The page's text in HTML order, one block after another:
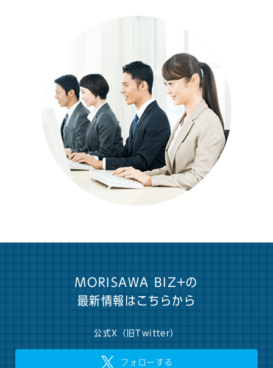
MORISAWA BIZ+の
最新情報はこちらから
公式X（旧Twitter）
フォローする